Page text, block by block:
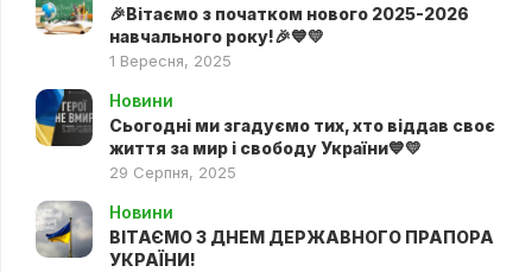
🎉Вітаємо з початком нового 2025-2026
навчального року!🎉💙💛
1 Вересня, 2025
Новини
Сьогодні ми згадуємо тих, хто віддав своє
життя за мир і свободу України💙💛
29 Серпня, 2025
Новини
ВІТАЄМО З ДНЕМ ДЕРЖАВНОГО ПРАПОРА
УКРАЇНИ!